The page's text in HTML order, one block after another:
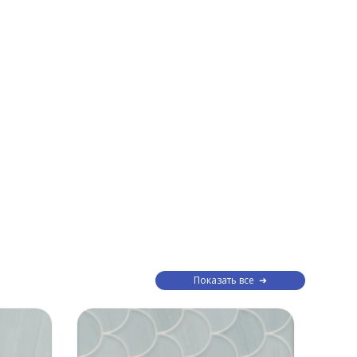
Показать все